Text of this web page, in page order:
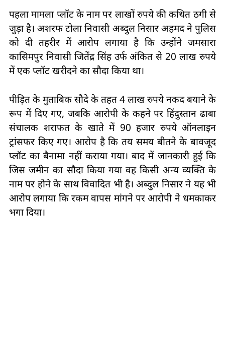
पहला मामला प्लॉट के नाम पर लाखों रुपये की कथित ठगी से
जुड़ा है। अशरफ टोला निवासी अब्दुल निसार अहमद ने पुलिस
को दी तहरीर में आरोप लगाया है कि उन्होंने जमसारा
कासिमपुर निवासी जितेंद्र सिंह उर्फ अंकित से 20 लाख रुपये
में एक प्लॉट खरीदने का सौदा किया था।
पीड़ित के मुताबिक सौदे के तहत 4 लाख रुपये नकद बयाने के
रूप में दिए गए, जबकि आरोपी के कहने पर हिंदुस्तान ढाबा
संचालक शराफत के खाते में 90 हजार रुपये ऑनलाइन
ट्रांसफर किए गए। आरोप है कि तय समय बीतने के बावजूद
प्लॉट का बैनामा नहीं कराया गया। बाद में जानकारी हुई कि
जिस जमीन का सौदा किया गया वह किसी अन्य व्यक्ति के
नाम पर होने के साथ विवादित भी है। अब्दुल निसार ने यह भी
आरोप लगाया कि रकम वापस मांगने पर आरोपी ने धमकाकर
भगा दिया।